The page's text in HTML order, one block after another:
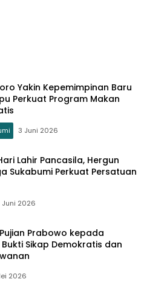
Yakin Kepemimpinan Baru
Perkuat Program Makan
3 Juni 2026
Lahir Pancasila, Hergun
Sukabumi Perkuat Persatuan
Juni 2026
Prabowo kepada
Sikap Demokratis dan
2026